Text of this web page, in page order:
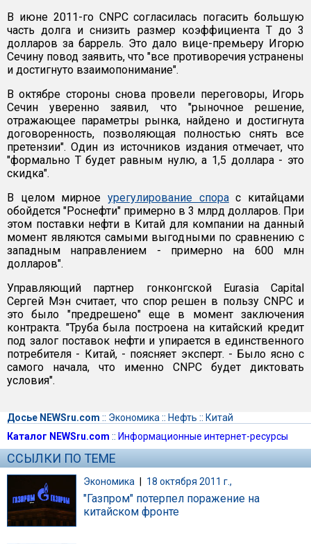
В июне 2011-го CNPC согласилась погасить большую
часть долга и снизить размер коэффициента T до 3
долларов за баррель. Это дало вице-премьеру Игорю
Сечину повод заявить, что "все противоречия устранены
и достигнуто взаимопонимание".
В октябре стороны снова провели переговоры, Игорь
Сечин уверенно заявил, что "рыночное решение,
отражающее параметры рынка, найдено и достигнута
договоренность, позволяющая полностью снять все
претензии". Один из источников издания отмечает, что
"формально T будет равным нулю, а 1,5 доллара - это
скидка".
В целом мирное урегулирование спорас китайцами
обойдется "Роснефти" примерно в 3 млрд долларов. При
этом поставки нефти в Китай для компании на данный
момент являются самыми выгодными по сравнению с
западным направлением - примерно на 600 млн
долларов".
Управляющий партнер гонконгской Eurasia Capital
Сергей Мэн считает, что спор решен в пользу CNPC и
это было "предрешено" еще в момент заключения
контракта. "Труба была построена на китайский кредит
под залог поставок нефти и упирается в единственного
потребителя - Китай, - поясняет эксперт. - Было ясно с
самого начала, что именно CNPC будет диктовать
условия".
Досье NEWSru.com :: Экономика :: Нефть :: Китай
Каталог NEWSru.com :: Информационные интернет-ресурсы
ССЫЛКИ ПО ТЕМЕ
Экономика | 18 октября 2011 г.,
"Газпром" потерпел поражение на
китайском фронте